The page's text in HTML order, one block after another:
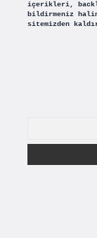
içerikleri,
bildirmeniz
sitemizden